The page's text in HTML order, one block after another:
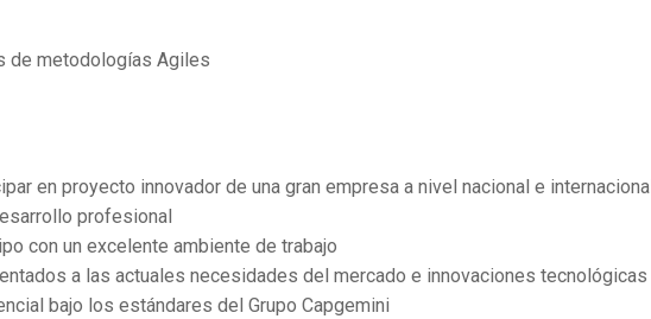
de metodologías Agiles
en proyecto innovador de una gran empresa a nivel nacional e internacional
profesional
con un excelente ambiente de trabajo
a las actuales necesidades del mercado e innovaciones tecnológicas
bajo los estándares del Grupo Capgemini